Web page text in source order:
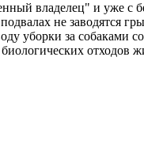
владелец" и уже с
не заводятся
уборки за собаками
отходов